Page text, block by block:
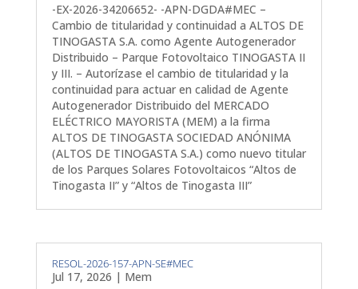
-EX-2026-34206652- -APN-DGDA#MEC –
Cambio de titularidad y continuidad a ALTOS DE
TINOGASTA S.A. como Agente Autogenerador
Distribuido – Parque Fotovoltaico TINOGASTA II
y III. – Autorízase el cambio de titularidad y la
continuidad para actuar en calidad de Agente
Autogenerador Distribuido del MERCADO
ELÉCTRICO MAYORISTA (MEM) a la firma
ALTOS DE TINOGASTA SOCIEDAD ANÓNIMA
(ALTOS DE TINOGASTA S.A.) como nuevo titular
de los Parques Solares Fotovoltaicos “Altos de
Tinogasta II” y “Altos de Tinogasta III”
RESOL-2026-157-APN-SE#MEC
Jul 17, 2026 | Mem